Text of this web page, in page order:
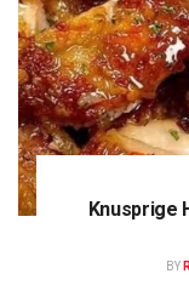
Knusprige
BY